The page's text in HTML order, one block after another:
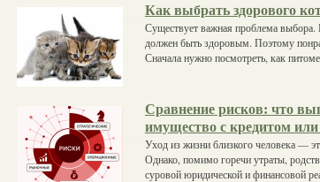
Как выбрать здорового
Существует важная проблема выбора.
должен быть здоровым. Поэтому
Сначала нужно посмотреть, как
Сравнение рисков: что
имущество с кредитом или
Уход из жизни близкого человека —
Однако, помимо горечи утраты,
суровой юридической и финансовой